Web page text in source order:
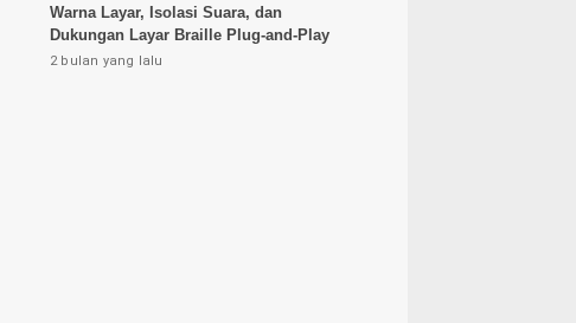
Warna Layar, Isolasi Suara, dan
Dukungan Layar Braille Plug-and-Play
2 bulan yang lalu